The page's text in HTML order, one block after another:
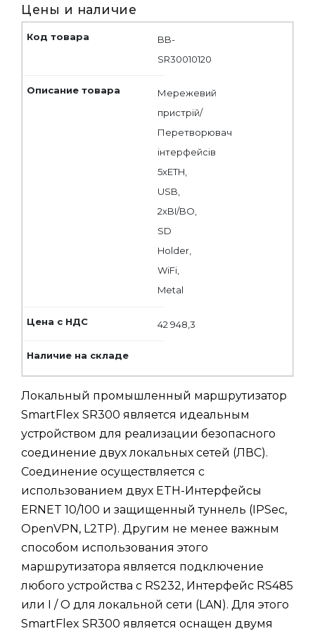
Цены и наличие
BB-
SR30010120
Мережевий
пристрій/
Перетворювач
інтерфейсів
5xETH,
USB,
2xBI/BO,
SD
Holder,
WiFi,
Metal
42 948,3
Локальный промышленный маршрутизатор
SmartFlex SR300 является идеальным
устройством для реализации безопасного
соединение двух локальных сетей (ЛВС).
Соединение осуществляется с
использованием двух ETH-Интерфейсы
ERNET 10/100 и защищенный туннель (IPSec,
OpenVPN, L2TP). Другим не менее важным
способом использования этого
маршрутизатора является подключение
любого устройства с RS232, Интерфейс RS485
или I / O для локальной сети (LAN). Для этого
SmartFlex SR300 является оснащен двумя